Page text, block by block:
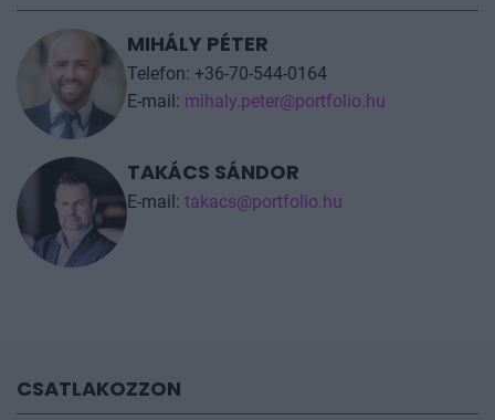
MIHÁLY PÉTER
Telefon: +36-70-544-0164
E-mail: mihaly.peter@portfolio.hu
TAKÁCS SÁNDOR
E-mail: takacs@portfolio.hu
CSATLAKOZZON